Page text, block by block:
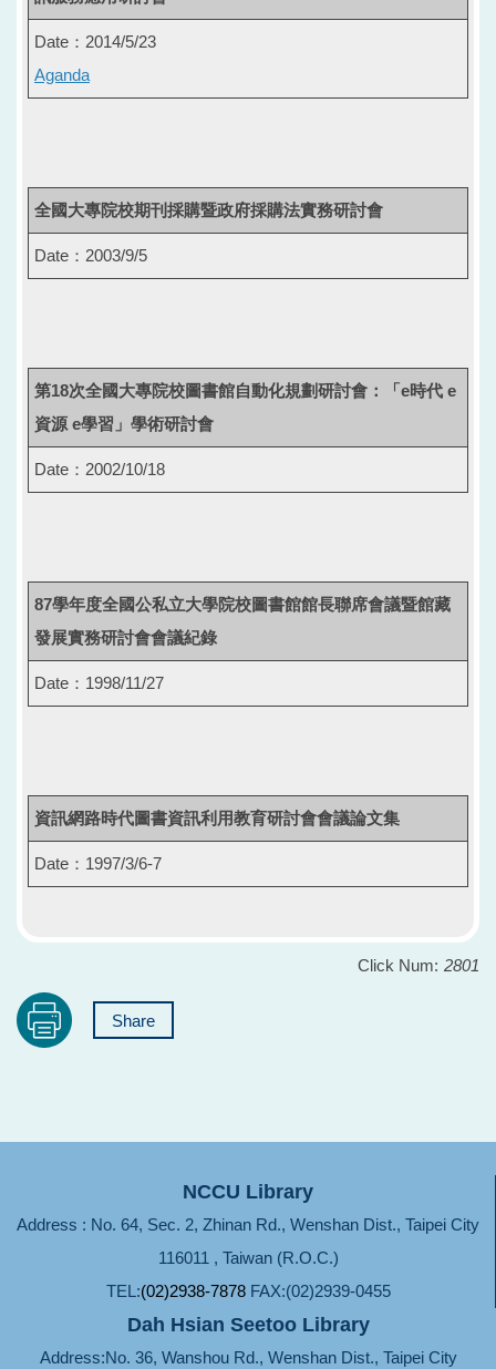
Date：2014/5/23
Aganda
全國大專院校期刊採購暨政府採購法實務研討會
Date：2003/9/5
第18次全國大專院校圖書館自動化規劃研討會：「e時代 e
資源 e學習」學術研討會
Date：2002/10/18
87學年度全國公私立大學院校圖書館館長聯席會議暨館藏
發展實務研討會會議紀錄
Date：1998/11/27
資訊網路時代圖書資訊利用教育研討會會議論文集
Date：1997/3/6-7
Click Num: 2801
Share
NCCU Library
Address : No. 64, Sec. 2, Zhinan Rd., Wenshan Dist., Taipei City
116011 , Taiwan (R.O.C.)
TEL:(02)2938-7878FAX:(02)2939-0455
Dah Hsian Seetoo Library
Address:No. 36, Wanshou Rd., Wenshan Dist., Taipei City